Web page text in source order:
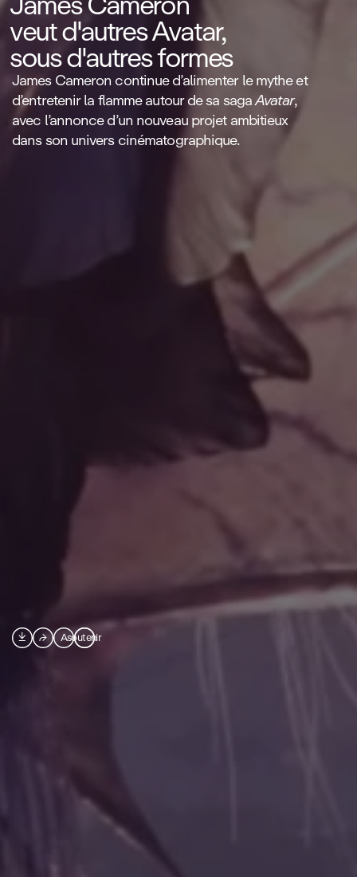
veut d'autres Avatar,
sous d'autres formes
James Cameron continue d’alimenter le mythe et
d’entretenir la flamme autour de sa sagaAvatar,
avec l’annonce d’un nouveau projet ambitieux
dans son univers cinématographique.
 ⮫ Asoutenir